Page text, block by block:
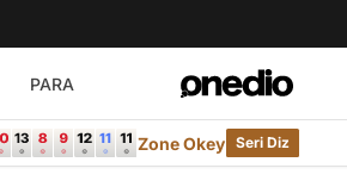
PARA
Zone Okey Seri Diz